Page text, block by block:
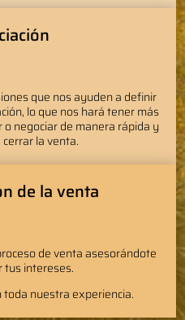
que nos ayuden a definir
lo que nos hará tener más
negociar de manera rápida y
la venta.
de la venta
de venta asesorándote
tus intereses.
nuestra experiencia.